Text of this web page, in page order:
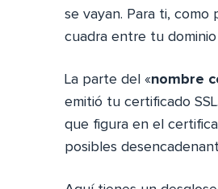
se vayan. Para ti,
cuadra entre tu
La parte del «nombre
emitió tu certificado
que figura en el
posibles